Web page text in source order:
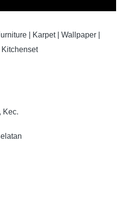
| Karpet | Wallpaper |
Kitchenset
Kec.